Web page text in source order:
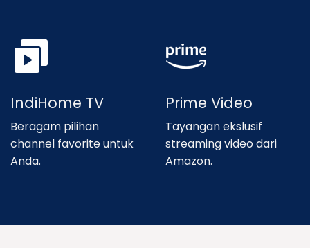
IndiHome TV
Beragam pilihan
channel favorite untuk
Anda.
Prime Video
Tayangan ekslusif
streaming video dari
Amazon.